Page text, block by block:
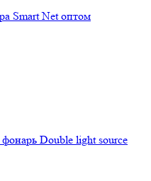
Smart Net оптом
Double light source